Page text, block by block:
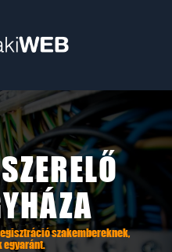
szakembereknek,